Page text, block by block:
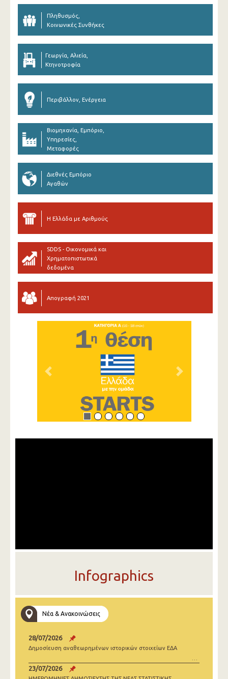
Πληθυσμός,
Κοινωνικές Συνθήκες
Γεωργία, Αλιεία,
Κτηνοτροφία
Περιβάλλον, Ενέργεια
Βιομηχανία, Εμπόριο,
Υπηρεσίες,
Μεταφορές
Διεθνές Εμπόριο
Αγαθών
Η Ελλάδα με Αριθμούς
SDDS - Οικονομικά και
Χρηματοπιστωτικά
δεδομένα
Απογραφή 2021
Previous Next
Infographics
Νέα & Ανακοινώσεις
28/07/2026
Δημοσίευση αναθεωρημένων ιστορικών στοιχείων ΕΔΑ
23/07/2026